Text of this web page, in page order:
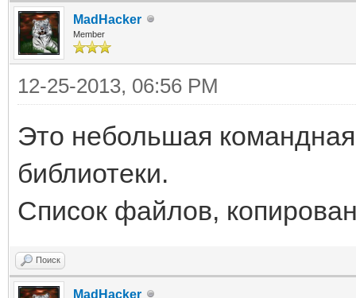
MadHacker
Member
12-25-2013, 06:56 PM
Это небольшая
библиотеки.
Список файлов,
Поиск
MadHacker